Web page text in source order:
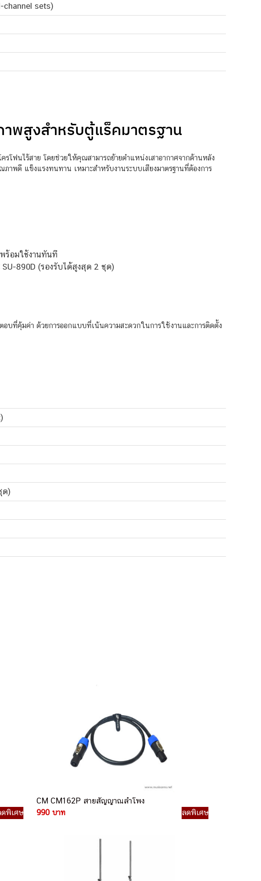
channel sets)
าพสูงสำหรับตู้แร็คมาตรฐาน
โฟนไร้สาย โดยช่วยให้คุณสามารถย้ายตำแหน่งเสาอากาศจากด้านหลัง
พดี แข็งแรงทนทาน เหมาะสำหรับงานระบบเสียงมาตรฐานที่ต้องการ
ร้อมใช้งานทันที
890D (รองรับได้สูงสุด 2 ชุด)
บที่คุ้มค่า ด้วยการออกแบบที่เน้นความสะดวกในการใช้งานและการติดตั้ง
ด)
พิเศษ
CM CM162P สายสัญญาณลำโพง
990 บาท
ลดพิเศษ